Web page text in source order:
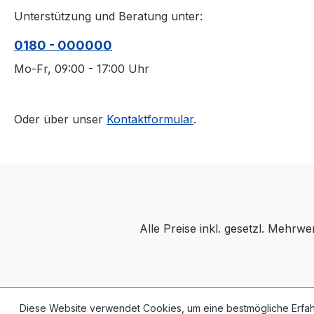
Unterstützung und Beratung unter:
0180 - 000000
Mo-Fr, 09:00 - 17:00 Uhr
Oder über unser Kontaktformular.
Alle Preise inkl. gesetzl.
Diese Website verwendet Cookies, um eine bestmögliche